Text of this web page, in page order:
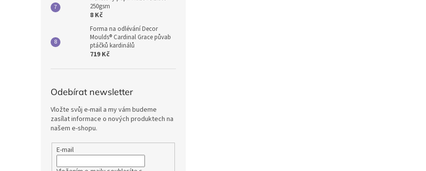
250gsm
8 Kč
Forma na odlévání Decor
Moulds® Cardinal Grace půvab
ptáčků kardinálů
719 Kč
Odebírat newsletter
Vložte svůj e-mail a my vám budeme
zasílat informace o nových produktech na
našem e-shopu.
E-mail